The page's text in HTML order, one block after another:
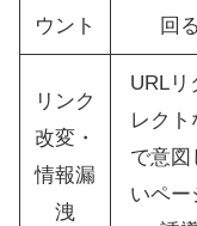
ウント
回る
リンク
改変・
情報漏
洩
URLリ
レクト
で意図
いペー